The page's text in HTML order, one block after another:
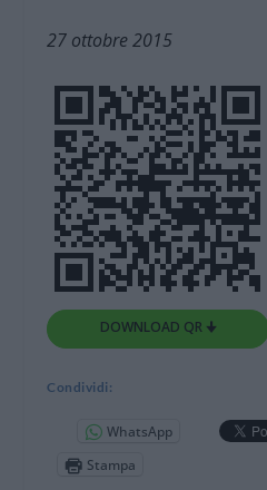
27 ottobre 2015
DOWNLOAD QR 🠋
Condividi:
WhatsApp
Stampa